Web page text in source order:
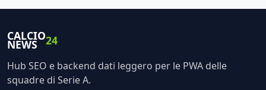
CALCIO
NEWS 24
Hub SEO e backend dati leggero per le PWA delle
squadre di Serie A.